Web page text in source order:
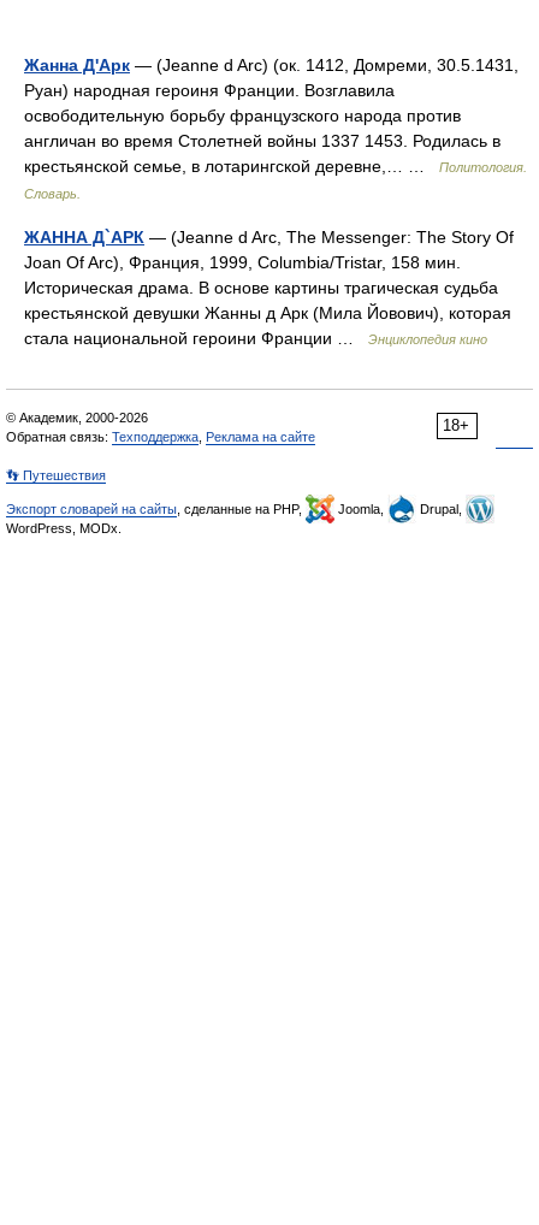
Жанна Д'Арк — (Jeanne d Arс) (ок. 1412, Домреми, 30.5.1431,
Руан) народная героиня Франции. Возглавила
освободительную борьбу французского народа против
англичан во время Столетней войны 1337 1453. Родилась в
крестьянской семье, в лотарингской деревне,… …
Политология.
Словарь.
ЖАННА Д`АРК — (Jeanne d Arc, The Messenger: The Story Of
Joan Of Arc), Франция, 1999, Columbia/Tristar, 158 мин.
Историческая драма. В основе картины трагическая судьба
крестьянской девушки Жанны д Арк (Мила Йовович), которая
стала национальной героини Франции …
Энциклопедия кино
18+
© Академик, 2000-2026
Обратная связь: Техподдержка Реклама на сайте
👣 Путешествия
Экспорт словарей на сайты , сделанные на PHP, Joomla,
Drupal,
WordPress, MODx.